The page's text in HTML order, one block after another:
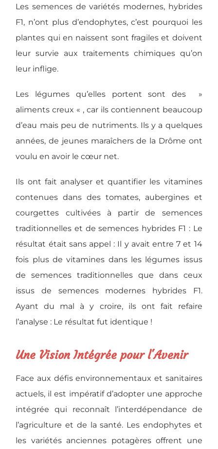
Les semences de variétés modernes, hybrides
F1, n’ont plus d’endophytes, c’est pourquoi les
plantes qui en naissent sont fragiles et doivent
leur survie aux traitements chimiques qu’on
leur inflige.
Les légumes qu’elles portent sont des »
aliments creux « , car ils contiennent beaucoup
d’eau mais peu de nutriments. Ils y a quelques
années, de jeunes maraîchers de la Drôme ont
voulu en avoir le cœur net.
Ils ont fait analyser et quantifier les vitamines
contenues dans des tomates, aubergines et
courgettes cultivées à partir de semences
traditionnelles et de semences hybrides F1 : Le
résultat était sans appel : Il y avait entre 7 et 14
fois plus de vitamines dans les légumes issus
de semences traditionnelles que dans ceux
issus de semences modernes hybrides F1.
Ayant du mal à y croire, ils ont fait refaire
l’analyse : Le résultat fut identique !
Une Vision Intégrée pour l'Avenir
Face aux défis environnementaux et sanitaires
actuels, il est impératif d’adopter une approche
intégrée qui reconnaît l’interdépendance de
l’agriculture et de la santé. Les endophytes et
les variétés anciennes potagères offrent une